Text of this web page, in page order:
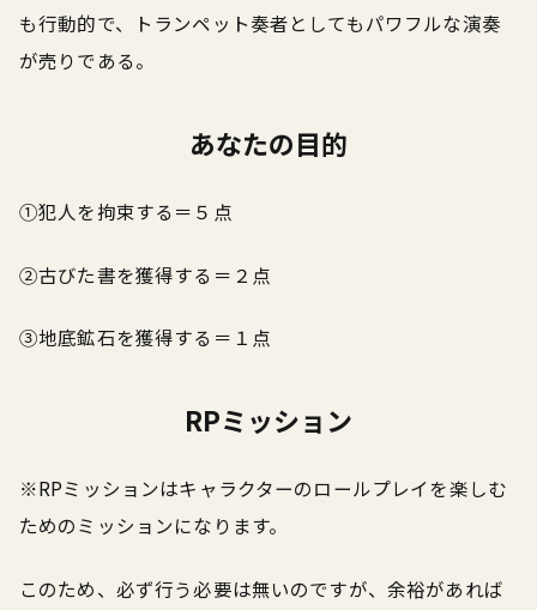
も行動的で、トランペット奏者としてもパワフルな演奏
が売りである。
あなたの目的
①犯人を拘束する＝５点
②古びた書を獲得する＝２点
③地底鉱石を獲得する＝１点
RPミッション
※RPミッションはキャラクターのロールプレイを楽しむ
ためのミッションになります。
このため、必ず行う必要は無いのですが、余裕があれば